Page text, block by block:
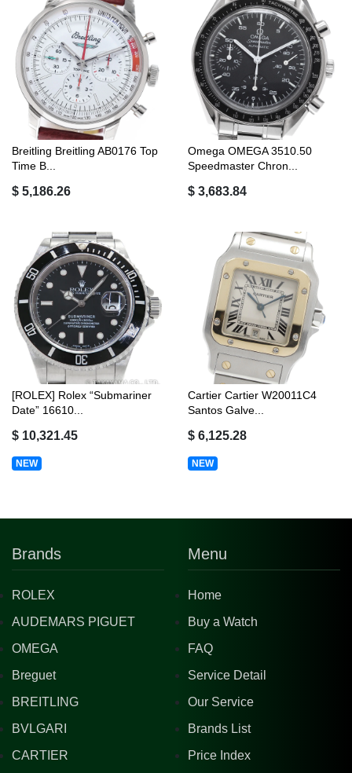
Breitling Breitling AB0176 Top
Time B...
$ 5,186.26
Omega OMEGA 3510.50
Speedmaster Chron...
$ 3,683.84
[ROLEX] Rolex “Submariner
Date” 16610...
$ 10,321.45
NEW
Cartier Cartier W20011C4
Santos Galve...
$ 6,125.28
NEW
Brands
ROLEX
AUDEMARS PIGUET
OMEGA
Breguet
BREITLING
BVLGARI
CARTIER
Menu
Home
Buy a Watch
FAQ
Service Detail
Our Service
Brands List
Price Index